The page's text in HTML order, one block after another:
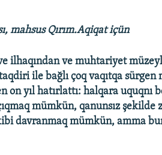
mahsus Qırım.Aqiqat içün
ve ilhaqından ve muhtariyet
ile bağlı çoq vaqıtqa sürgen
on yıl hatırlattı: halqara uquqnı
mümkün, qanunsız
davranmaq mümkün, amma